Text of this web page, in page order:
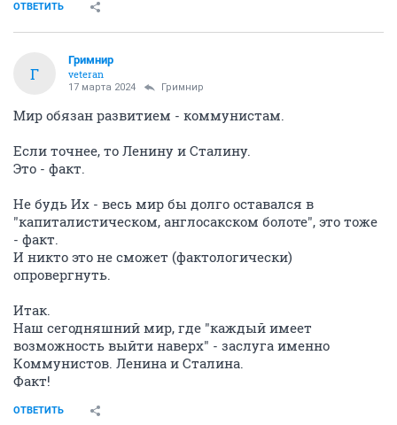
ОТВЕТИТЬ
Г
Гримнир
veteran
17 марта 2024 Гримнир
Мир обязан развитием - коммунистам.
Если точнее, то Ленину и Сталину.
Это - факт.
Не будь Их - весь мир бы долго оставался в
"капиталистическом, англосакском болоте", это тоже
- факт.
И никто это не сможет (фактологически)
опровергнуть.
Итак.
Наш сегодняшний мир, где "каждый имеет
возможность выйти наверх" - заслуга именно
Коммунистов. Ленина и Сталина.
Факт!
ОТВЕТИТЬ